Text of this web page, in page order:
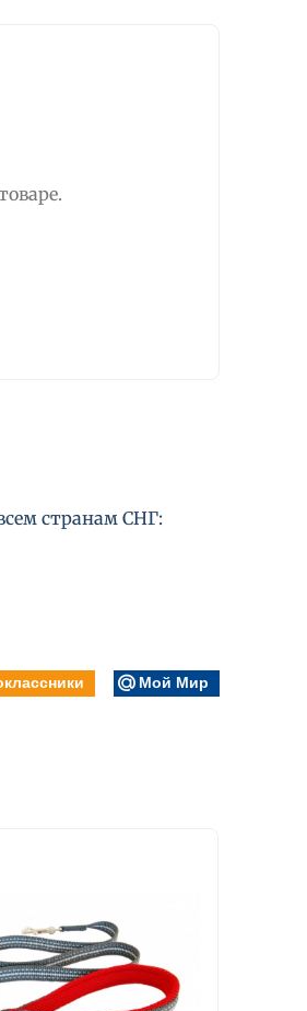
странам СНГ:
Мой Мир